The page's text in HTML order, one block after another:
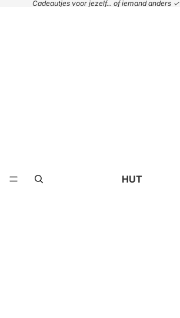
Cadeautjes voor jezelf... of iemand anders ✓
HUT